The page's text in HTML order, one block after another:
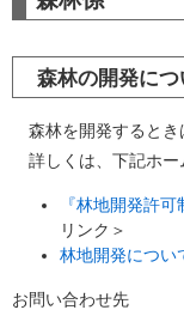
森林の開発につ
森林を開発するとき
詳しくは、下記ホー
『林地開発許
リンク＞
林地開発につい
お問い合わせ先